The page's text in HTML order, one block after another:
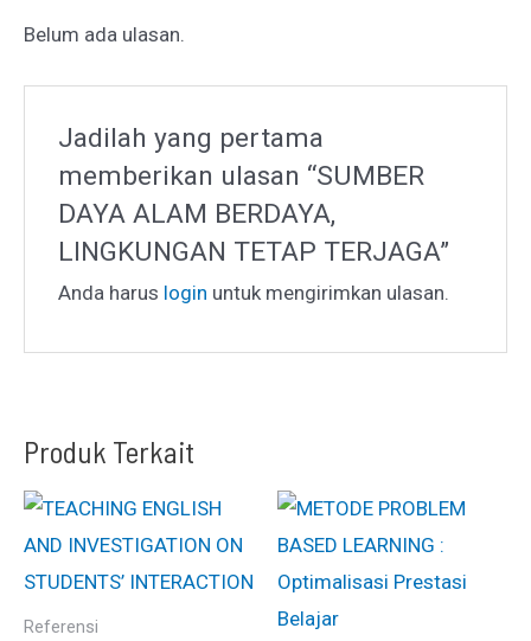
Belum ada ulasan.
Jadilah yang pertama
memberikan ulasan “SUMBER
DAYA ALAM BERDAYA,
LINGKUNGAN TETAP TERJAGA”
Anda harus login untuk mengirimkan ulasan.
Produk Terkait
Referensi